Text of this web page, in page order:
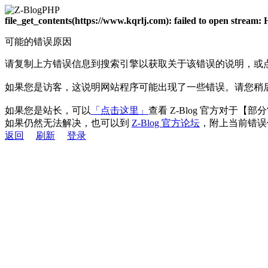
file_get_contents(https://www.kqrlj.com): failed to open
可能的错误原因
请复制上方错误信息到搜索引擎以获取关于该错误的说明，或
如果您是访客，这说明网站程序可能出现了一些错误。请您稍
如果您是站长，可以 「点击这里」 查看 Z-Blog 官方对于【部
如果仍然无法解决，也可以到 Z-Blog 官方论坛 ，附上当前错
返回
刷新 登录